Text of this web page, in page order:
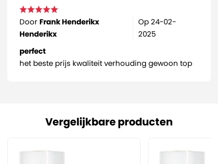
Door Frank Henderikx
Henderikx
Op24-02-
2025
perfect
het beste prijs kwaliteit verhouding gewoon top
Vergelijkbare producten